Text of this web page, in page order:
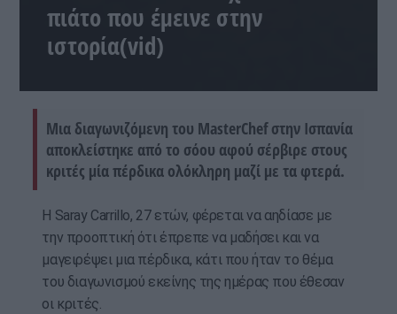
πιάτο που έμεινε στην
ιστορία(vid)
Μια διαγωνιζόμενη του MasterChef στην Ισπανία
αποκλείστηκε από το σόου αφού σέρβιρε στους
κριτές μία πέρδικα ολόκληρη μαζί με τα φτερά.
Η Saray Carrillo, 27 ετών, φέρεται να αηδίασε με
την προοπτική ότι έπρεπε να μαδήσει και να
μαγειρέψει μια πέρδικα, κάτι που ήταν το θέμα
του διαγωνισμού εκείνης της ημέρας που έθεσαν
οι κριτές.